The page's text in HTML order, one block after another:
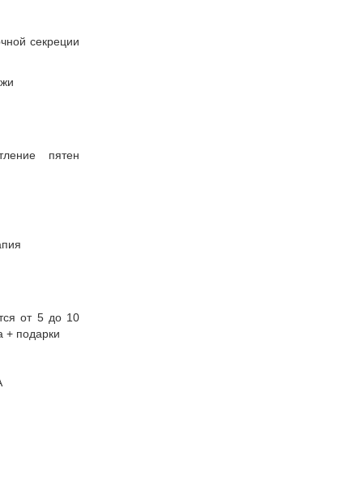
секреции
пятен
от 5 до 10
+ подарки